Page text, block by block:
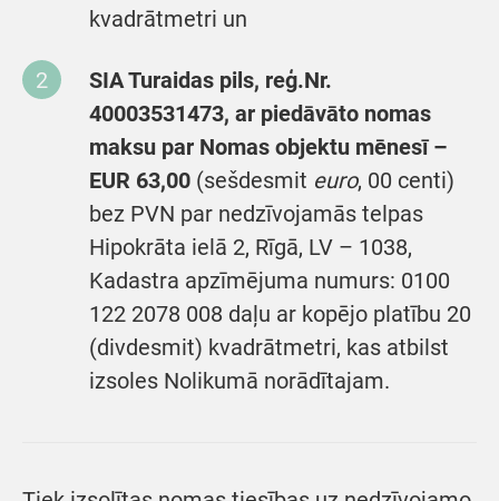
kvadrātmetri un
SIA Turaidas pils, reģ.Nr.
40003531473, ar piedāvāto nomas
maksu par Nomas objektu mēnesī –
EUR 63,00 (sešdesmit euro, 00 centi)
bez PVN par nedzīvojamās telpas
Hipokrāta ielā 2, Rīgā, LV – 1038,
Kadastra apzīmējuma numurs: 0100
122 2078 008 daļu ar kopējo platību 20
(divdesmit) kvadrātmetri, kas atbilst
izsoles Nolikumā norādītajam.